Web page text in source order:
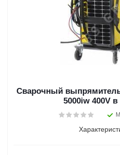
Сварочный выпрямитель
5000iw 400V